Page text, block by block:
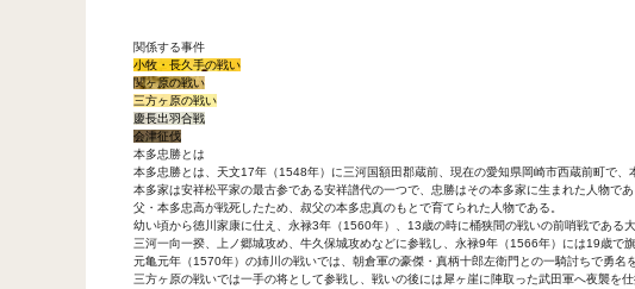
関係する事件
小牧・長久手の戦い
関ヶ原の戦い
三方ヶ原の戦い
慶長出羽合戦
会津征伐
本多忠勝とは
本多忠勝とは、天文17年（1548年）に三河国額田郡蔵前、現在の愛知県岡崎市西蔵前町で、
本多家は安祥松平家の最古参である安祥譜代の一つで、忠勝はその本多家に生まれた人物であ
父・本多忠高が戦死したため、叔父の本多忠真のもとで育てられた人物である。
幼い頃から徳川家康に仕え、永禄3年（1560年）、13歳の時に桶狭間の戦いの前哨戦である
三河一向一揆、上ノ郷城攻め、牛久保城攻めなどに参戦し、永禄9年（1566年）には19歳で
元亀元年（1570年）の姉川の戦いでは、朝倉軍の豪傑・真柄十郎左衛門との一騎討ちで勇名
三方ヶ原の戦いでは一手の将として参戦し、戦いの後には犀ヶ崖に陣取った武田軍へ夜襲を仕